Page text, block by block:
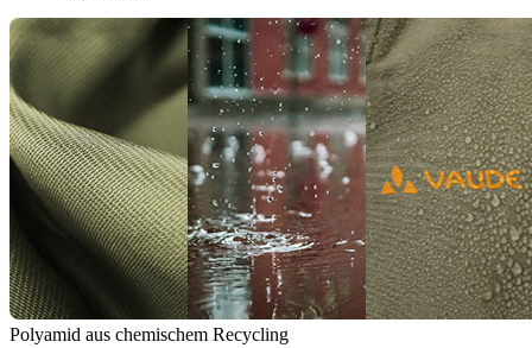
Polyamid aus chemischem Recycling